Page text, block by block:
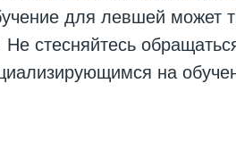
для левшей может
Не стесняйтесь
на